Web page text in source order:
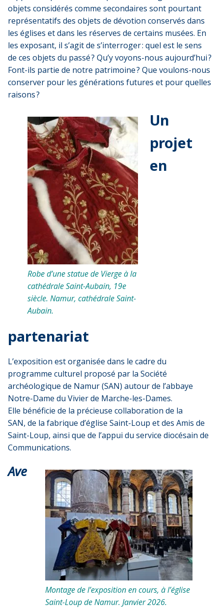
objets considérés comme secondaires sont pourtant
représentatifs des objets de dévotion conservés dans
les églises et dans les réserves de certains musées. En
les exposant, il s’agit de s’interroger : quel est le sens
de ces objets du passé ? Qu’y voyons-nous aujourd’hui ?
Font-ils partie de notre patrimoine ? Que voulons-nous
conserver pour les générations futures et pour quelles
raisons ?
Robe d’une statue de Vierge à la
cathédrale Saint-Aubain, 19e
siècle. Namur, cathédrale Saint-
Aubain.
Un
projet
en
partenariat
L’exposition est organisée dans le cadre du
programme culturel proposé par la Société
archéologique de Namur (SAN) autour de l’abbaye
Notre-Dame du Vivier de Marche-les-Dames.
Elle bénéficie de la précieuse collaboration de la
SAN, de la fabrique d’église Saint-Loup et des Amis de
Saint-Loup, ainsi que de l’appui du service diocésain de
Communications.
Montage de l’exposition en cours, à l’église
Saint-Loup de Namur. Janvier 2026.
Ave